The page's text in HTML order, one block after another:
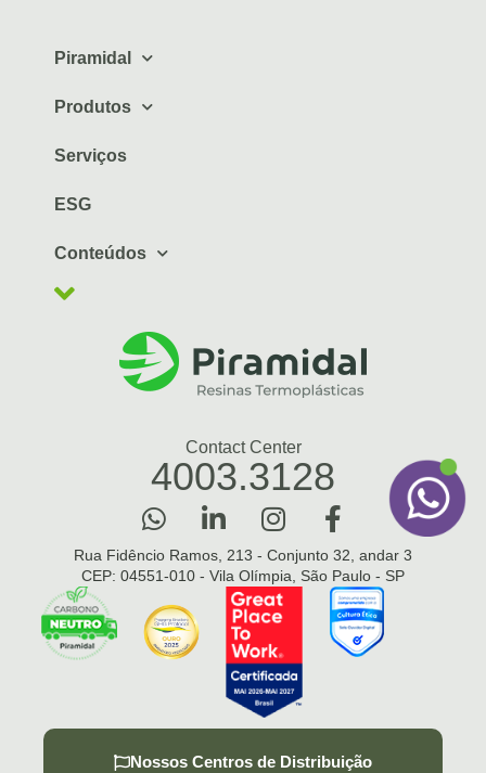
Piramidal
Produtos
Serviços
ESG
Conteúdos
Contact Center
4003.3128
Rua Fidêncio Ramos, 213 - Conjunto 32, andar 3
CEP: 04551-010 - Vila Olímpia, São Paulo - SP
Nossos Centros de Distribuição